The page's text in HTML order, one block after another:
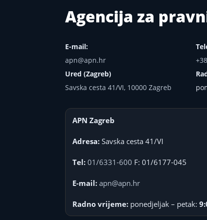
Agencija za
E-mail:
apn@apn.hr
Ured (Zagreb)
Savska cesta 41/VI, 10000 Zagreb
APN Zagreb
Adresa: Savska cesta 41/VI
Tel: 01/6331-600 F: 01/6177-045
E-mail: apn@apn.hr
Radno vrijeme: ponedjeljak – petak: